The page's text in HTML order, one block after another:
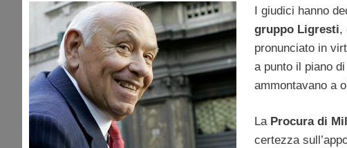
I giudici hanno
gruppo Ligresti,
pronunciato in
a punto il piano
ammontavano a
La Procura di
certezza